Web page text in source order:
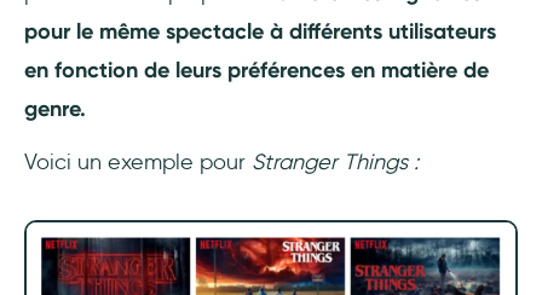
pour le même spectacle à différents utilisateurs
en fonction de leurs préférences en matière de
genre.
Voici un exemple pour Stranger Things :